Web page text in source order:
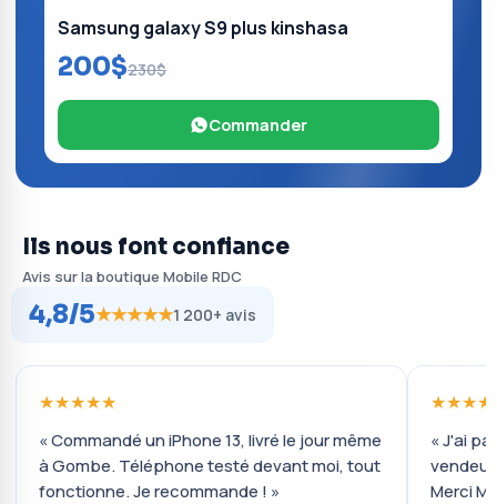
Samsung galaxy S9 plus kinshasa
200$230$
Commander
Ils nous font confiance
Avis sur la boutique Mobile RDC
4,8/5★★★★★1 200+ avis
★★★★★
« Commandé un iPhone 13, livré le jour même
à Gombe. Téléphone testé devant moi, tout
fonctionne. Je recommande ! »
« J'ai
Merci